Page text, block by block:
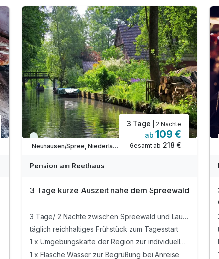
Viele Termine frei
Neuhausen/Spree, Niederlausitz
3 Tage | 2 Nächte
ab 109 €
Gesamt ab 218 €
Pension am Reethaus
3 Tage kurze Auszeit nahe dem Spreewald
3 Tage/ 2 Nächte zwischen Spreewald und Lausitzer Seenland
täglich reichhaltiges Frühstück zum Tagesstart
1 x Umgebungskarte der Region zur individuellen Erkundung
1 x Flasche Wasser zur Begrüßung bei Anreise